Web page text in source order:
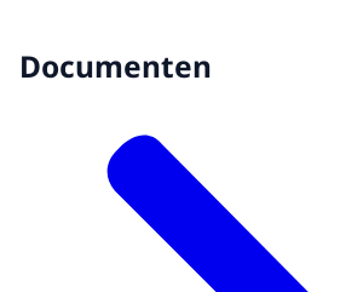
Documenten